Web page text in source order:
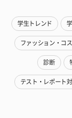
学生トレンド
ファッション・コ
診断
テスト・レポート